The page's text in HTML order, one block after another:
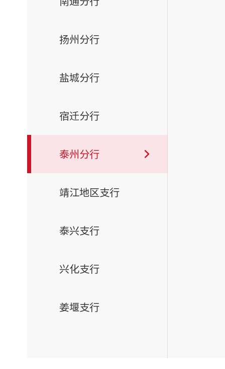
扬州分行
盐城分行
宿迁分行
泰州分行
靖江地区支行
泰兴支行
兴化支行
姜堰支行